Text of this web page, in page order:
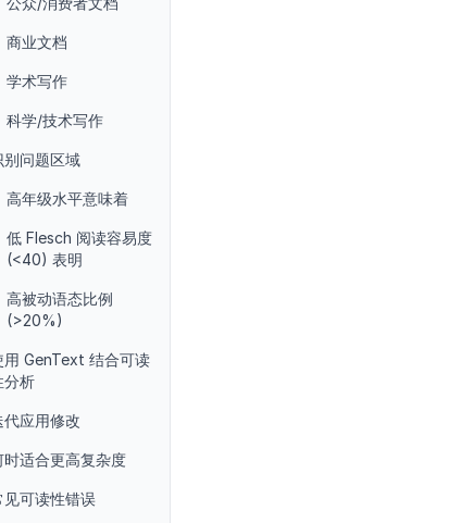
商业文档
学术写作
科学/技术写作
别问题区域
高年级水平意味着
低 Flesch 阅读容易度
(<40) 表明
高被动语态比例
(>20%)
用 GenText 结合可读
分析
代应用修改
时适合更高复杂度
见可读性错误